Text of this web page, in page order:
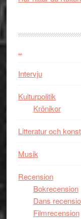
..
Intervju
Kulturpolitik
Krönikor
Litteratur och konst
Musik
Recension
Bokrecension
Dans
Filmrecension